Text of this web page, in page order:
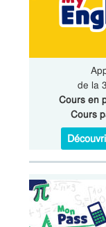
de la
Cours en
Cours